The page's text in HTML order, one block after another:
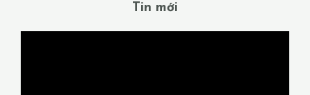
Tin mới